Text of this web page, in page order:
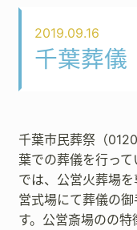
2019.09.16
千葉葬儀
千葉市民葬祭（
葉での葬儀を行っ
では、公営火葬場
営式場にて葬儀の
す。公営斎場のの